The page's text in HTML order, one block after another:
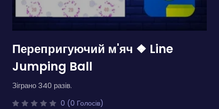
Перепригуючий м'яч ❖ Line
Jumping Ball
Зіграно 340 разів.
0 (0 Голосів)